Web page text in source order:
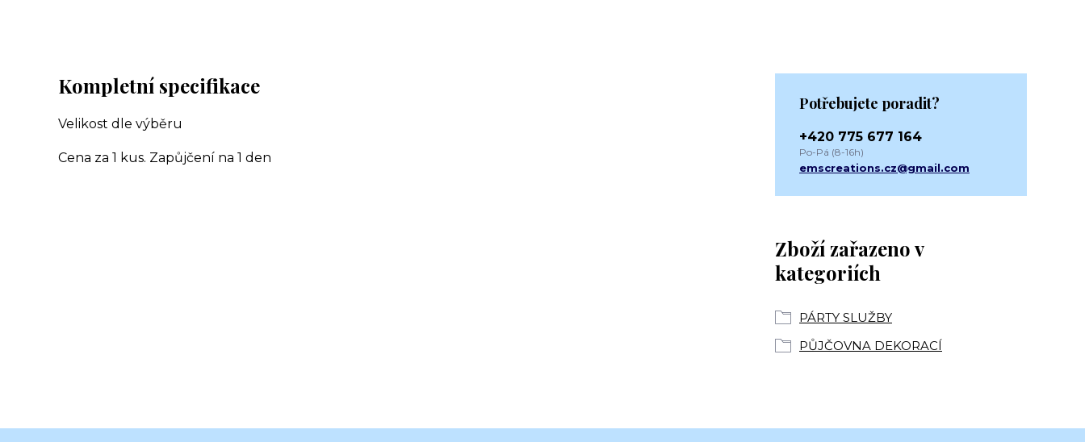
Kompletní specifikace
Velikost dle výběru
Cena za 1 kus. Zapůjčení na 1 den
Zboží zařazeno v
kategoriích
PÁRTY SLUŽBY
PŮJČOVNA DEKORACÍ
Potřebujete poradit?
+420 775 677 164
Po-Pá (8-16h)
emscreations.cz@gmail.com